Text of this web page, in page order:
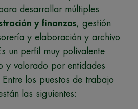
desarrollar múltiples
y finanzas, gestión
y elaboración y archivo
un perfil muy polivalente
y valorado por entidades
los puestos de trabajo
las siguientes: